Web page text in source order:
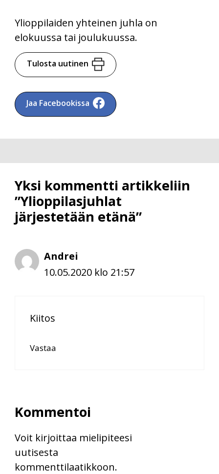
Ylioppilaiden yhteinen juhla on
elokuussa tai joulukuussa.
Tulosta uutinen
Jaa Facebookissa
Yksi kommentti artikkeliin
”Ylioppilasjuhlat
järjestetään etänä”
Andrei
10.05.2020 klo 21:57
Kiitos
Vastaa
Kommentoi
Voit kirjoittaa mielipiteesi
uutisesta
kommenttilaatikkoon.